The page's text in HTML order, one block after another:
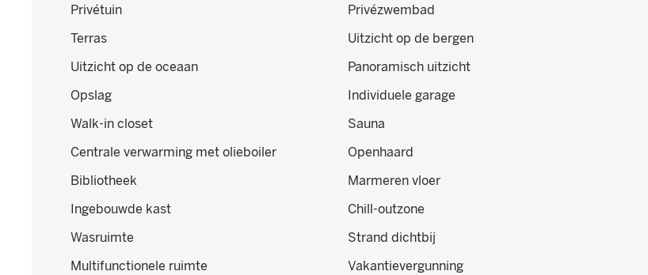
Privétuin
Privézwembad
Terras
Uitzicht op de bergen
Uitzicht op de oceaan
Panoramisch uitzicht
Opslag
Individuele garage
Walk-in closet
Sauna
Centrale verwarming met olieboiler
Openhaard
Bibliotheek
Marmeren vloer
Ingebouwde kast
Chill-outzone
Wasruimte
Strand dichtbij
Multifunctionele ruimte
Vakantievergunning